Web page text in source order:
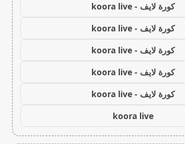
كورة لايف - koora live
كورة لايف - koora live
كورة لايف - koora live
كورة لايف - koora live
كورة لايف - koora live
koora live